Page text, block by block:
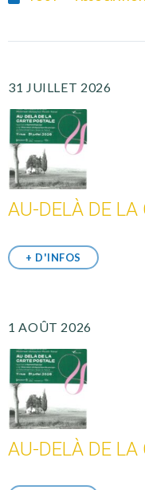
31 JUILLET 2026
AU-DELÀ DE LA
+ D'INFOS
1 AOÛT 2026
AU-DELÀ DE LA